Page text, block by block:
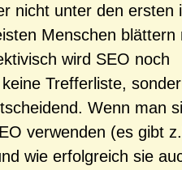
nicht unter den ersten
Menschen blättern
wird SEO noch
Trefferliste,
Wenn man
verwenden (es gibt
wie erfolgreich sie